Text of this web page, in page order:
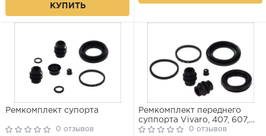
КУПИТЬ
Ремкомплект супорта
0 отзывов
Ремкомплект переднего
суппорта Vivaro, 407, 607,
C5, C6, C8, Primastar, Trafic II
0 отзывов